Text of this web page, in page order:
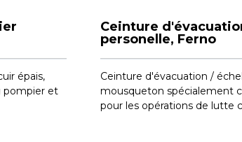
épais,
pompier et
Ceinture
personelle, Ferno
Ceinture d'évacuation /
mousqueton spécialement
pour les opérations de lutte